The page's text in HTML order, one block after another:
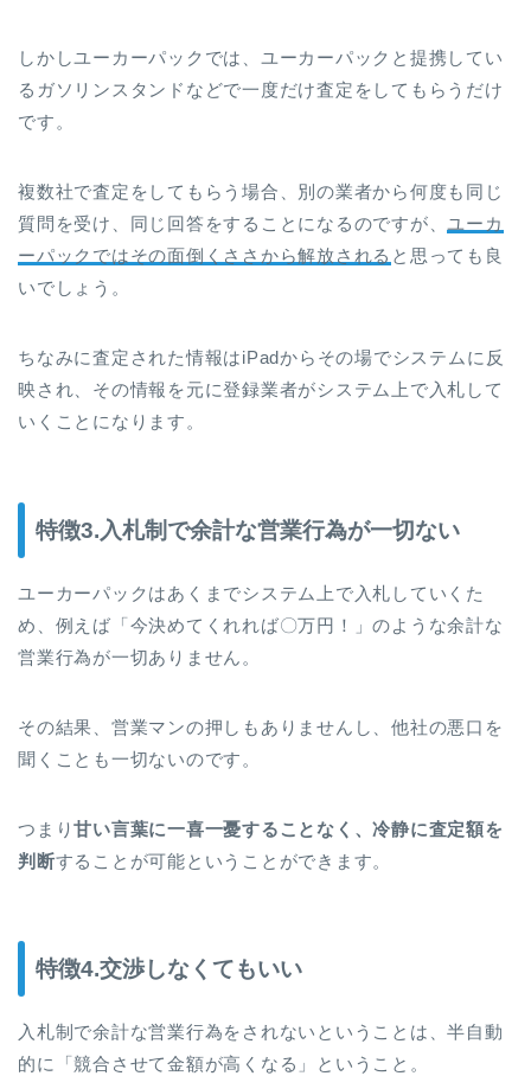
しかしユーカーパックでは、ユーカーパックと提携してい
るガソリンスタンドなどで一度だけ査定をしてもらうだけ
です。
複数社で査定をしてもらう場合、別の業者から何度も同じ
質問を受け、同じ回答をすることになるのですが、ユーカ
ーパックではその面倒くささから解放される と思っても良
いでしょう。
ちなみに査定された情報はiPadからその場でシステムに反
映され、その情報を元に登録業者がシステム上で入札して
いくことになります。
特徴3.入札制で余計な営業行為が一切ない
ユーカーパックはあくまでシステム上で入札していくた
め、例えば「今決めてくれれば〇万円！」のような余計な
営業行為が一切ありません。
その結果、営業マンの押しもありませんし、他社の悪口を
聞くことも一切ないのです。
つまり甘い言葉に一喜一憂することなく、冷静に査定額を
判断することが可能ということができます。
特徴4.交渉しなくてもいい
入札制で余計な営業行為をされないということは、半自動
的に「競合させて金額が高くなる」ということ。